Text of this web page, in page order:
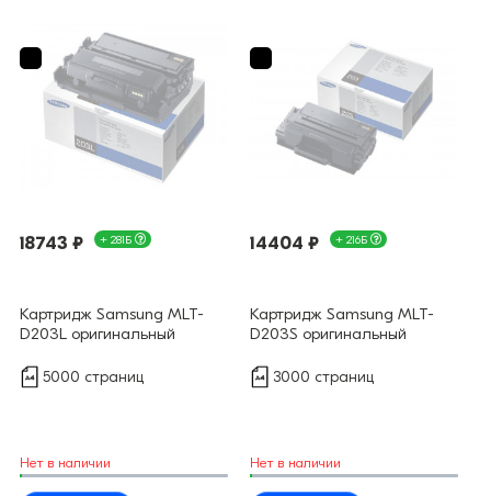
18743 ₽ + 281Б
Картридж Samsung MLT-
D203L оригинальный
5000 страниц
Нет в наличии
14404 ₽ + 216Б
Картридж Samsung MLT-
D203S оригинальный
3000 страниц
Нет в наличии